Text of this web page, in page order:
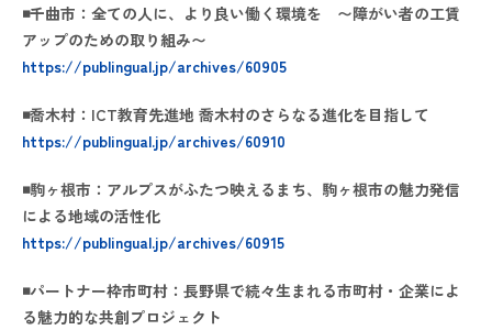
◾️千曲市：全ての人に、より良い働く環境を 〜障がい者の工賃
アップのための取り組み〜
https://publingual.jp/archives/60905
◾️喬木村：ICT教育先進地 喬木村のさらなる進化を目指して
https://publingual.jp/archives/60910
◾️駒ヶ根市：アルプスがふたつ映えるまち、駒ヶ根市の魅力発信
による地域の活性化
https://publingual.jp/archives/60915
◾️パートナー枠市町村：長野県で続々生まれる市町村・企業によ
る魅力的な共創プロジェクト